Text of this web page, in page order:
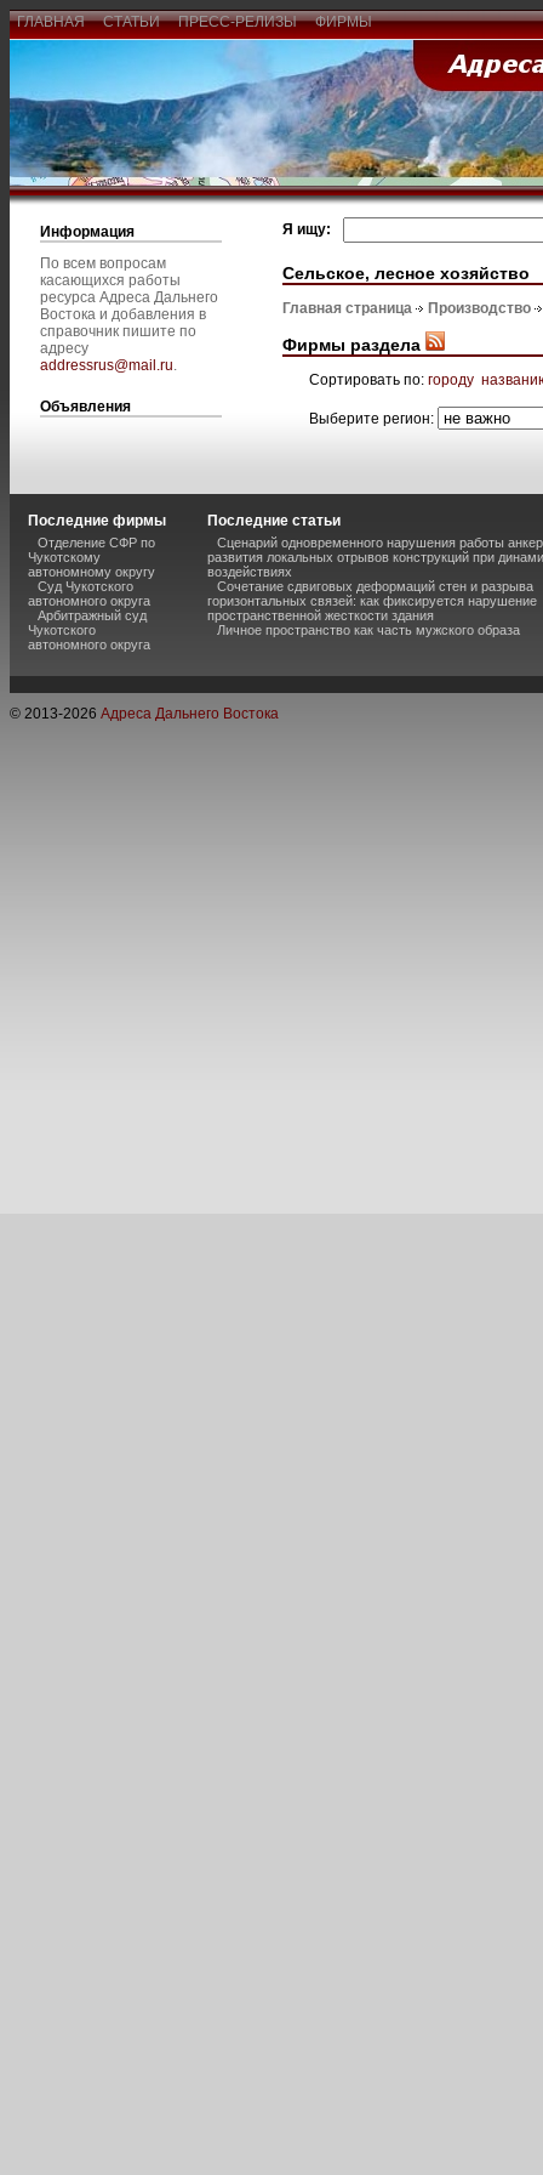
ГЛАВНАЯ СТАТЬИ ПРЕСС-РЕЛИЗЫ ФИРМЫ
Информация
По всем вопросам
касающихся работы
ресурса Адреса Дальнего
Востока и добавления в
справочник пишите по
адресу
addressrus@mail.ru.
Объявления
Я ищу:
Сельское, лесное хозяйство
Главная страница Производство
Фирмы раздела
Сортировать по: городу
Выберите регион:
Последние фирмы
Отделение СФР по
Чукотскому
автономному округу
Суд Чукотского
автономного округа
Арбитражный суд
Чукотского
автономного округа
Последние статьи
Сценарий одновременного нарушения работы
развития локальных отрывов конструкций при
воздействиях
Сочетание сдвиговых деформаций стен и разрыва
горизонтальных связей: как фиксируется нарушение
пространственной жесткости здания
Личное пространство как часть мужского образа
© 2013-2026 Адреса Дальнего Востока